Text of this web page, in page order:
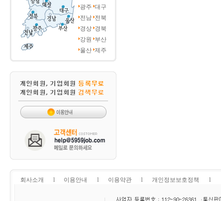
광주 대구
전남 전북
경상 경북
강원
부산
울산 제주
회사소개 l 이용안내 l 이용약관 l 개인정보보호정책 l